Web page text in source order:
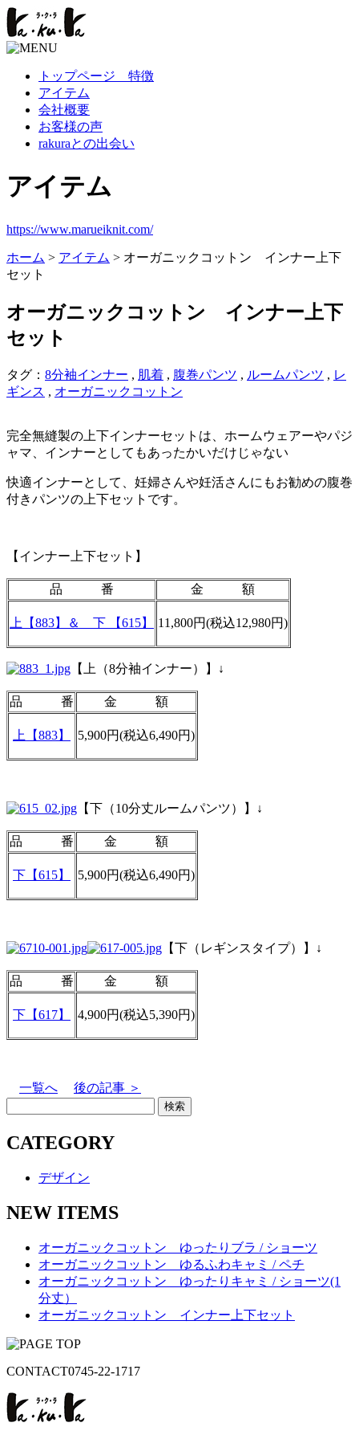
トップページ 特徴
アイテム
会社概要
お客様の声
rakuraとの出会い
アイテム
https://www.marueiknit.com/
ホーム > アイテム > オーガニックコットン インナー上下
セット
オーガニックコットン インナー上下
セット
タグ： 8分袖インナー , 肌着 , 腹巻パンツ , ルームパンツ , レ
ギンス , オーガニックコットン
完全無縫製の上下インナーセットは、ホームウェアーやパジ
ャマ、インナーとしてもあったかいだけじゃない
快適インナーとして、妊婦さんや妊活さんにもお勧めの腹巻
付きパンツの上下セットです。
【インナー上下セット】
品 番 金 額
上【883】＆ 下 【615】 11,800円(税込12,980円)
【上（8分袖インナー）】↓
品 番 金 額
上 【883】 5,900円(税込6,490円)
【下（10分丈ルームパンツ）】↓
品 番 金 額
下 【615】 5,900円(税込6,490円)
【下（レギンスタイプ）】↓
品 番 金 額
下 【617】 4,900円(税込5,390円)
一覧へ 後の記事 ＞
CATEGORY
デザイン
NEW ITEMS
オーガニックコットン ゆったりブラ / ショーツ
オーガニックコットン ゆるふわキャミ / ペチ
オーガニックコットン ゆったりキャミ / ショーツ(1
分丈）
オーガニックコットン インナー上下セット
CONTACT0745-22-1717